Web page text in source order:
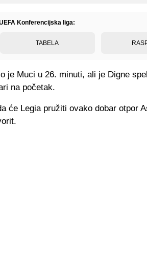
Konferencijska liga:
TABELA
je Muci u 26. minuti, ali je Digne
na početak.
će Legia pružiti ovako dobar otpor